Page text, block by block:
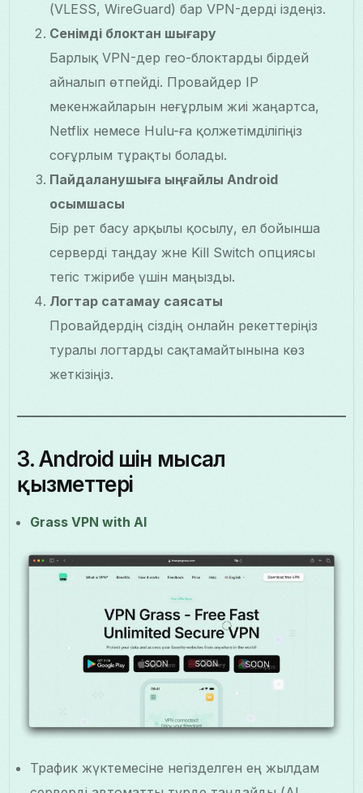
(VLESS, WireGuard) бар VPN-дерді іздеңіз.
Сенімді блоктан шығару
Барлық VPN-дер гео-блоктарды бірдей
айналып өтпейді. Провайдер IP
мекенжайларын неғұрлым жиі жаңартса,
Netflix немесе Hulu-ға қолжетімділігіңіз
соғұрлым тұрақты болады.
Пайдаланушыға ыңғайлы Android
қосымшасы
Бір рет басу арқылы қосылу, ел бойынша
серверді таңдау және Kill Switch опциясы
тегіс тәжірибе үшін маңызды.
Логтар сақтамау саясаты
Провайдердің сіздің онлайн әрекеттеріңіз
туралы логтарды сақтамайтынына көз
жеткізіңіз.
3. Android үшін мысал
қызметтері
Grass VPN with AI
Трафик жүктемесіне негізделген ең жылдам